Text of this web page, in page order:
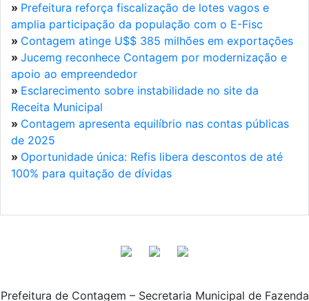
» Prefeitura reforça fiscalização de lotes vagos e
amplia participação da população com o E-Fisc
» Contagem atinge U$$ 385 milhões em exportações
» Jucemg reconhece Contagem por modernização e
apoio ao empreendedor
» Esclarecimento sobre instabilidade no site da
Receita Municipal
» Contagem apresenta equilíbrio nas contas públicas
de 2025
» Oportunidade única: Refis libera descontos de até
100% para quitação de dívidas
Prefeitura de Contagem – Secretaria Municipal de Fazenda